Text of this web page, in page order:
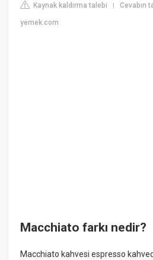
Kaynak kaldırma talebi |Cevabın
yemek.com
Macchiato farkı nedir?
Macchiato kahvesi espresso